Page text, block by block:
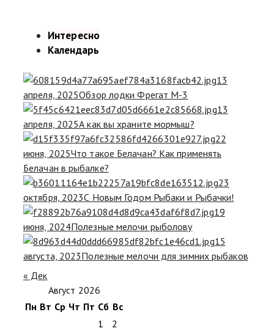
Интересно
Календарь
13
апреля, 2025Обзор лодки Фрегат М-3
13
апреля, 2025А как вы храните мормыш?
22
июня, 2025Что такое Белачан? Как применять
Белачан в рыбалке?
23
октября, 2023С Новым Годом Рыбаки и Рыбачки!
19
июня, 2024Полезные мелочи рыболову
15
августа, 2023Полезные мелочи для зимних рыбаков
« Дек
Август 2026
Пн Вт Ср Чт Пт Сб Вс
1
2